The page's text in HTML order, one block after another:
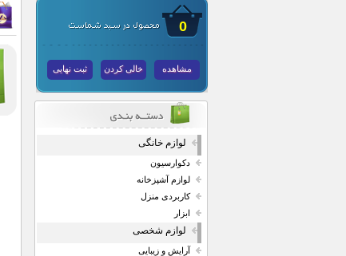
0
مشاهده خالی کردن ثبت نهایی
لوازم خانگی
دکوارسیون
لوازم آشپزخانه
کاربردی منزل
ابزار
لوازم شخصی
آرایش و زیبایی